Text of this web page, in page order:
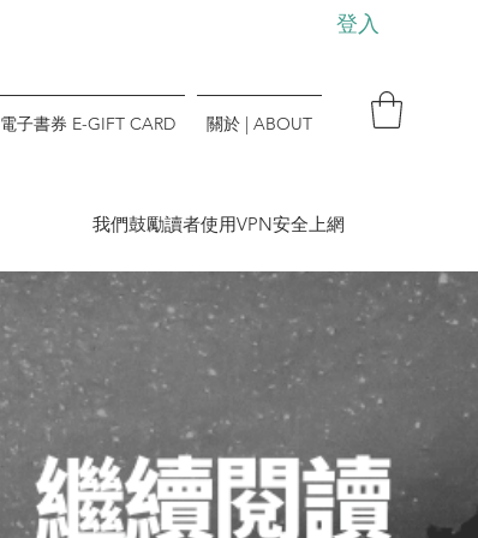
登入
電子書券 E-GIFT CARD 關於 | ABOUT
​我們鼓勵讀者使用VPN安全上網